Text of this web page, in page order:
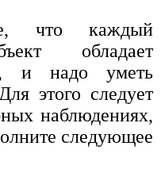
что каждый
обладает
и надо уметь
этого следует
наблюдениях,
следующее